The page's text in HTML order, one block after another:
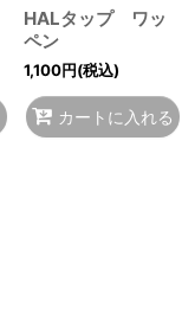
HALタップ ワッ
ペン
1,100円(税込)
カートに入れる